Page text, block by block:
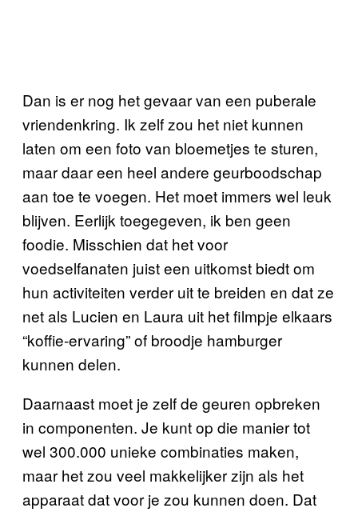
Dan is er nog het gevaar van een puberale
vriendenkring. Ik zelf zou het niet kunnen
laten om een foto van bloemetjes te sturen,
maar daar een heel andere geurboodschap
aan toe te voegen. Het moet immers wel leuk
blijven. Eerlijk toegegeven, ik ben geen
foodie. Misschien dat het voor
voedselfanaten juist een uitkomst biedt om
hun activiteiten verder uit te breiden en dat ze
net als Lucien en Laura uit het filmpje elkaars
“koffie-ervaring” of broodje hamburger
kunnen delen.
Daarnaast moet je zelf de geuren opbreken
in componenten. Je kunt op die manier tot
wel 300.000 unieke combinaties maken,
maar het zou veel makkelijker zijn als het
apparaat dat voor je zou kunnen doen. Dat